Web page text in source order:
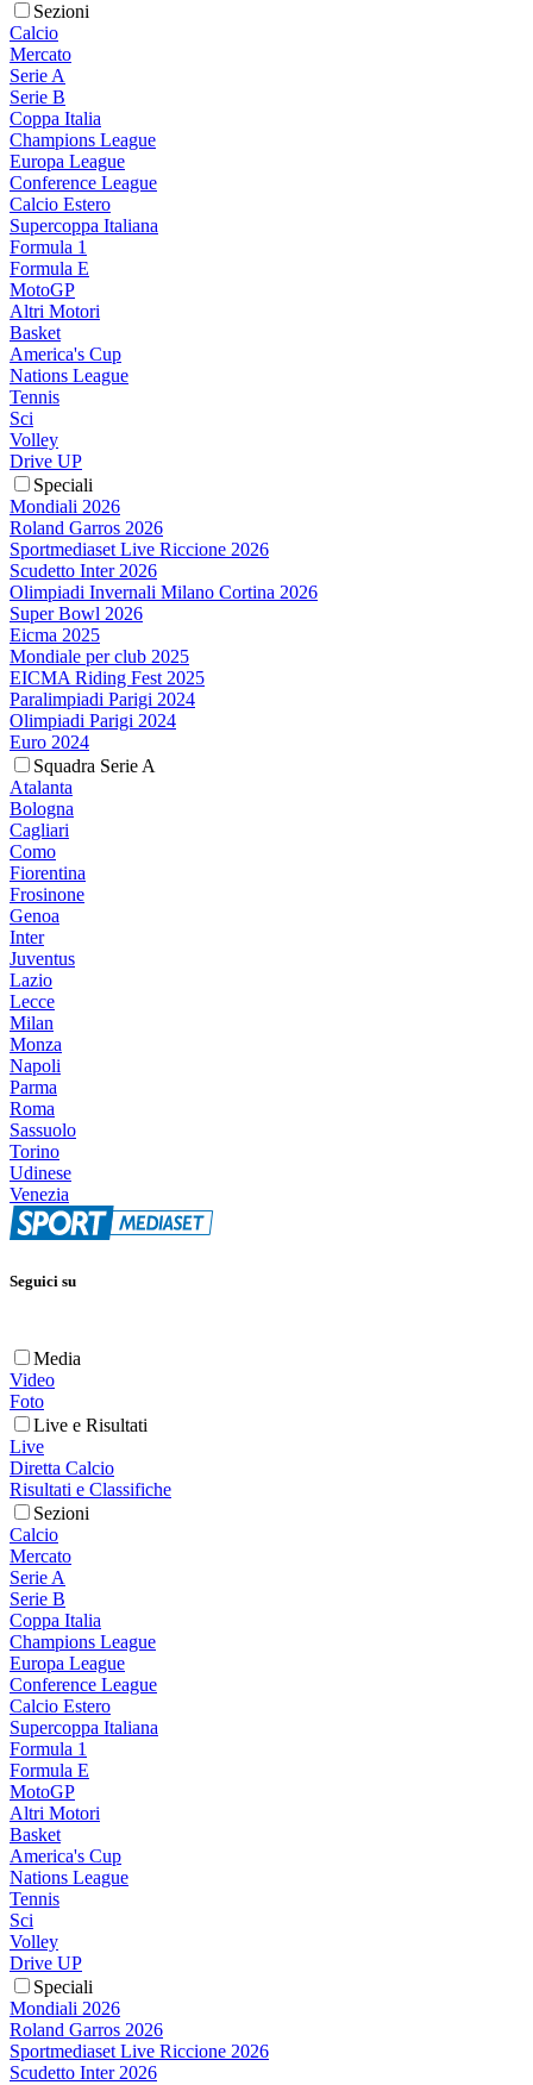
Sezioni
Calcio
Mercato
Serie A
Serie B
Coppa Italia
Champions League
Europa League
Conference League
Calcio Estero
Supercoppa Italiana
Formula 1
Formula E
MotoGP
Altri Motori
Basket
America's Cup
Nations League
Tennis
Sci
Volley
Drive UP
Speciali
Mondiali 2026
Roland Garros 2026
Sportmediaset Live Riccione 2026
Scudetto Inter 2026
Olimpiadi Invernali Milano Cortina 2026
Super Bowl 2026
Eicma 2025
Mondiale per club 2025
EICMA Riding Fest 2025
Paralimpiadi Parigi 2024
Olimpiadi Parigi 2024
Euro 2024
Squadra Serie A
Atalanta
Bologna
Cagliari
Como
Fiorentina
Frosinone
Genoa
Inter
Juventus
Lazio
Lecce
Milan
Monza
Napoli
Parma
Roma
Sassuolo
Torino
Udinese
Venezia
Seguici su
Media
Video
Foto
Live e Risultati
Live
Diretta Calcio
Risultati e Classifiche
Sezioni
Calcio
Mercato
Serie A
Serie B
Coppa Italia
Champions League
Europa League
Conference League
Calcio Estero
Supercoppa Italiana
Formula 1
Formula E
MotoGP
Altri Motori
Basket
America's Cup
Nations League
Tennis
Sci
Volley
Drive UP
Speciali
Mondiali 2026
Roland Garros 2026
Sportmediaset Live Riccione 2026
Scudetto Inter 2026